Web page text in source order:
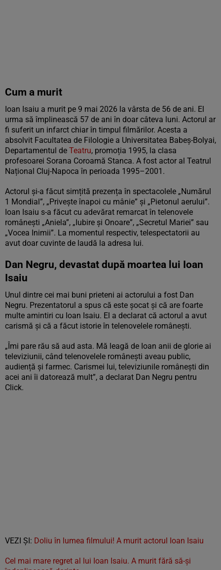
Cum a murit
Ioan Isaiu a murit pe 9 mai 2026 la vârsta de 56 de ani. El
urma să împlinească 57 de ani în doar câteva luni. Actorul ar
fi suferit un infarct chiar în timpul filmărilor. Acesta a
absolvit Facultatea de Filologie a Universitatea Babeș-Bolyai,
Departamentul de Teatru, promoția 1995, la clasa
profesoarei Sorana Coroamă Stanca. A fost actor al Teatrul
Național Cluj-Napoca în perioada 1995–2001.
Actorul și-a făcut simțită prezența în spectacolele „Numărul
1 Mondial”, „Privește înapoi cu mânie” și „Pietonul aerului”.
Ioan Isaiu s-a făcut cu adevărat remarcat în telenovele
românești „Aniela”, „Iubire și Onoare”, „Secretul Mariei” sau
„Vocea Inimii”. La momentul respectiv, telespectatorii au
avut doar cuvinte de laudă la adresa lui.
Dan Negru, devastat după moartea lui Ioan
Isaiu
Unul dintre cei mai buni prieteni ai actorului a fost Dan
Negru. Prezentatorul a spus că este șocat și că are foarte
multe amintiri cu Ioan Isaiu. El a declarat că actorul a avut
carismă și că a făcut istorie în telenovelele românești.
„Îmi pare rău să aud asta. Mă leagă de Ioan anii de glorie ai
televiziunii, când telenovelele românești aveau public,
audiență și farmec. Carismei lui, televiziunile românești din
acei ani îi datorează mult”, a declarat Dan Negru pentru
Click.
VEZI ȘI: Doliu în lumea filmului! A murit actorul Ioan Isaiu
Cel mai mare regret al lui Ioan Isaiu. A murit fără să-și